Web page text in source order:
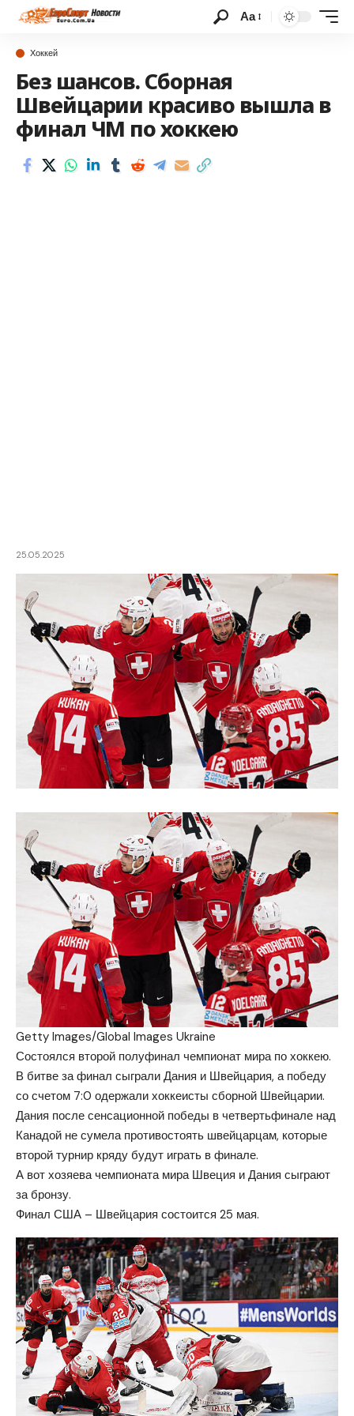
Аа
Хоккей
Без шансов. Сборная
Швейцарии красиво вышла в
финал ЧМ по хоккею
25.05.2025
Getty Images/Global Images Ukraine
Состоялся второй полуфинал чемпионат мира по хоккею.
В битве за финал сыграли Дания и Швейцария, а победу
со счетом 7:0 одержали хоккеисты сборной Швейцарии.
Дания после сенсационной победы в четвертьфинале над
Канадой не сумела противостоять швейцарцам, которые
второй турнир кряду будут играть в финале.
А вот хозяева чемпионата мира Швеция и Дания сыграют
за бронзу.
Финал США – Швейцария состоится 25 мая.